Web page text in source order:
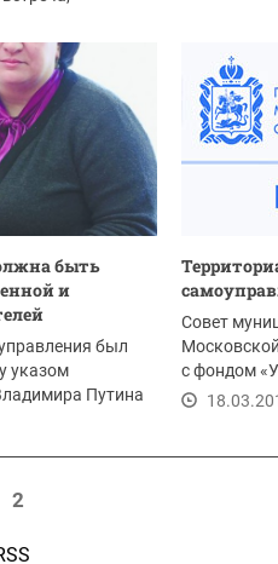
быть
и
был
указом
Путина
Совет
с фондом
2